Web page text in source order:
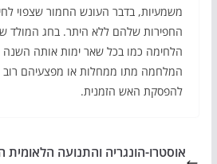
משמעיות, בדבר העונש החמור שצפוי
הלחימה כמו בכל שאר ימות אותה השנה
המלחמה מתו ממחלות או מפצעיהם רוב
להפסקת האש הזמנית.
אוסטרו-הונגריה והתנועה